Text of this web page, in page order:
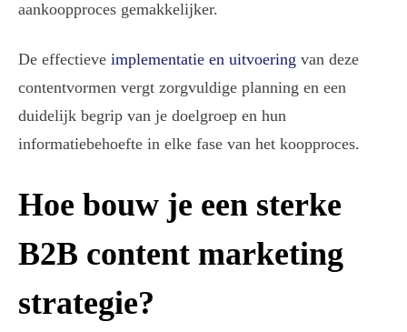
aankoopproces gemakkelijker.
De effectieve implementatie en uitvoering van deze
contentvormen vergt zorgvuldige planning en een
duidelijk begrip van je doelgroep en hun
informatiebehoefte in elke fase van het koopproces.
Hoe bouw je een sterke
B2B content marketing
strategie?